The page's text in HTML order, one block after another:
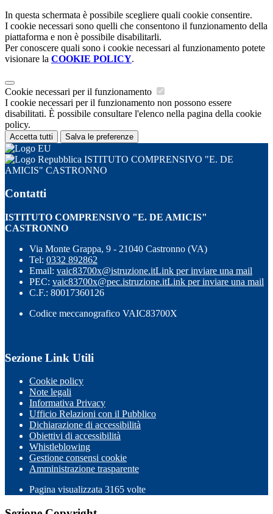
In questa schermata è possibile scegliere quali cookie consentire.
I cookie necessari sono quelli che consentono il funzionamento della
piattaforma e non è possibile disabilitarli.
Per conoscere quali sono i cookie necessari al funzionamento potete
visionare la COOKIE POLICY.
Cookie necessari per il funzionamento
I cookie necessari per il funzionamento non possono essere
disabilitati. È possibile consultare l'elenco nella pagina della cookie
policy.
Accetta tutti Salva le preferenze
ISTITUTO COMPRENSIVO "E. DE
AMICIS" CASTRONNO
Contatti
ISTITUTO COMPRENSIVO "E. DE AMICIS"
CASTRONNO
Via Monte Grappa, 9 - 21040 Castronno (VA)
Tel: 0332 892862
Email: vaic83700x@istruzione.itLink per inviare una mail
PEC: vaic83700x@pec.istruzione.itLink per inviare una mail
C.F.: 80017360126
Codice meccanografico VAIC83700X
Sezione Link Utili
Cookie policy
Note legali
Informativa Privacy
Ufficio Relazioni con il Pubblico
Dichiarazione di accessibilità
Obiettivi di accessibilità
Whistleblowing
Gestione consensi cookie
Amministrazione trasparente
Pagina visualizzata 3165 volte